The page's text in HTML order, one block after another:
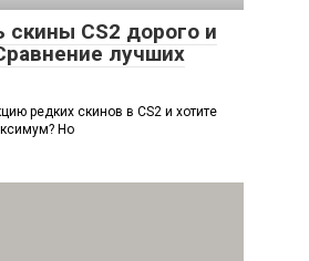
скины CS2 дорого и
лучших
редких скинов в CS2 и хотите
Но